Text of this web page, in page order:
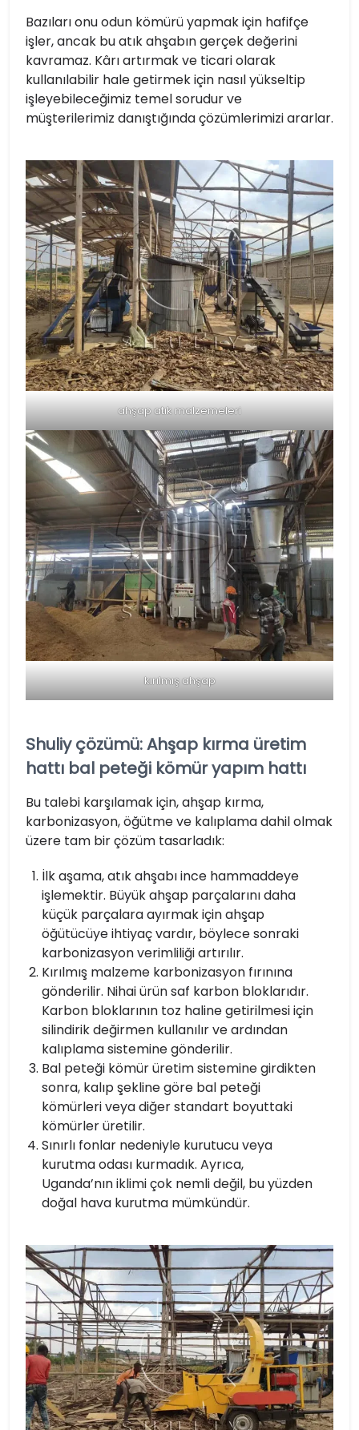
Bazıları onu odun kömürü yapmak için hafifçe
işler, ancak bu atık ahşabın gerçek değerini
kavramaz. Kârı artırmak ve ticari olarak
kullanılabilir hale getirmek için nasıl yükseltip
işleyebileceğimiz temel sorudur ve
müşterilerimiz danıştığında çözümlerimizi ararlar.
ahşap atık malzemeleri
kırılmış ahşap
Shuliy çözümü: Ahşap kırma üretim
hattı bal peteği kömür yapım hattı
Bu talebi karşılamak için, ahşap kırma,
karbonizasyon, öğütme ve kalıplama dahil olmak
üzere tam bir çözüm tasarladık:
İlk aşama, atık ahşabı ince hammaddeye
işlemektir. Büyük ahşap parçalarını daha
küçük parçalara ayırmak için ahşap
öğütücüye ihtiyaç vardır, böylece sonraki
karbonizasyon verimliliği artırılır.
Kırılmış malzeme karbonizasyon fırınına
gönderilir. Nihai ürün saf karbon bloklarıdır.
Karbon bloklarının toz haline getirilmesi için
silindirik değirmen kullanılır ve ardından
kalıplama sistemine gönderilir.
Bal peteği kömür üretim sistemine girdikten
sonra, kalıp şekline göre bal peteği
kömürleri veya diğer standart boyuttaki
kömürler üretilir.
Sınırlı fonlar nedeniyle kurutucu veya
kurutma odası kurmadık. Ayrıca,
Uganda’nın iklimi çok nemli değil, bu yüzden
doğal hava kurutma mümkündür.